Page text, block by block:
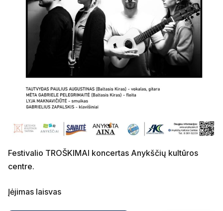
Festivalio TROŠKIMAI koncertas Anykščių kultūros
centre.
Įėjimas laisvas